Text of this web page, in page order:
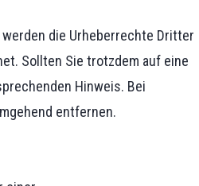
die Urheberrechte Dritter
Sollten Sie trotzdem auf eine
Hinweis. Bei
entfernen.